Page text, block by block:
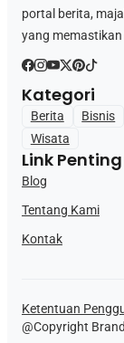
portal berita,
yang
Kategori
Berita Bisnis
Wisata
Link Penting
Blog
Tentang Kami
Kontak
Ketentuan
@Copyright